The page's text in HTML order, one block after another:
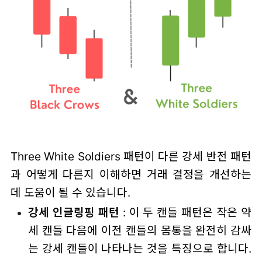
Three White Soldiers 패턴이 다른 강세 반전 패턴
과 어떻게 다른지 이해하면 거래 결정을 개선하는
데 도움이 될 수 있습니다.
강세 인글링핑 패턴 : 이 두 캔들 패턴은 작은 약
세 캔들 다음에 이전 캔들의 몸통을 완전히 감싸
는 강세 캔들이 나타나는 것을 특징으로 합니다.